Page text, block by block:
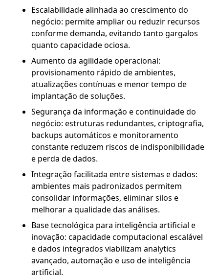
Escalabilidade alinhada ao crescimento do
negócio: permite ampliar ou reduzir recursos
conforme demanda, evitando tanto gargalos
quanto capacidade ociosa.
Aumento da agilidade operacional:
provisionamento rápido de ambientes,
atualizações contínuas e menor tempo de
implantação de soluções.
Segurança da informação e continuidade do
negócio: estruturas redundantes, criptografia,
backups automáticos e monitoramento
constante reduzem riscos de indisponibilidade
e perda de dados.
Integração facilitada entre sistemas e dados:
ambientes mais padronizados permitem
consolidar informações, eliminar silos e
melhorar a qualidade das análises.
Base tecnológica para inteligência artificial e
inovação: capacidade computacional escalável
e dados integrados viabilizam analytics
avançado, automação e uso de inteligência
artificial.